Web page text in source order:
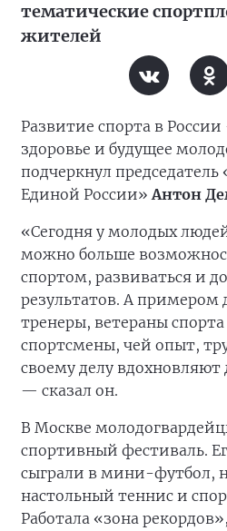
тематические
жителей
Развитие спорта в
здоровье и будущее
подчеркнул
Единой России»Антон
«Сегодня у молодых
можно больше
спортом, развиваться и
результатов. А примером
тренеры, ветераны
спортсмены, чей опыт,
своему делу вдохновляют
— сказал он.
В Москве
спортивный фестиваль.
сыграли в мини-футбол,
настольный теннис и
Работала «зона